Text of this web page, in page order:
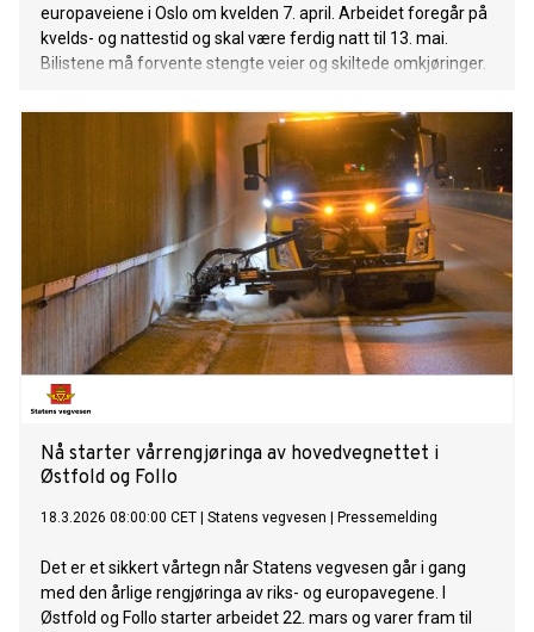
europaveiene i Oslo om kvelden 7. april. Arbeidet foregår på
kvelds- og nattestid og skal være ferdig natt til 13. mai.
Bilistene må forvente stengte veier og skiltede omkjøringer.
Nå starter vårrengjøringa av hovedvegnettet i
Østfold og Follo
18.3.2026 08:00:00 CET Statens vegvesen Pressemelding
Det er et sikkert vårtegn når Statens vegvesen går i gang
med den årlige rengjøringa av riks- og europavegene. I
Østfold og Follo starter arbeidet 22. mars og varer fram til